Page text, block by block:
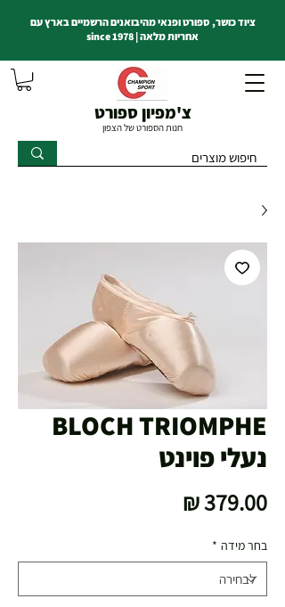
צ'מפיון ספורט
חנות הספורט של הצפון
ציוד כושר, ספורט ופנאי מהיבואנים הרשמיים בארץ עם
אחריות מלאה | since 1978
BLOCH TRIOMPHE
נעלי פוינט
בחר מידה *